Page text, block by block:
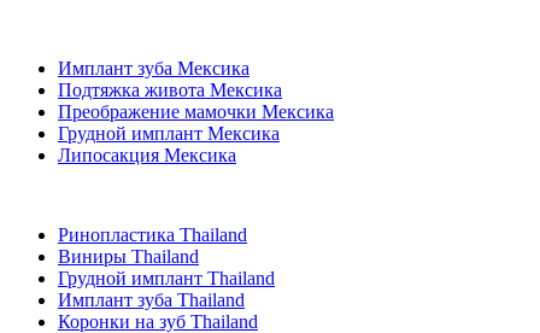
Имплант зуба Мексика
Подтяжка живота Мексика
Преображение мамочки Мексика
Грудной имплант Мексика
Липосакция Мексика
Ринопластика Thailand
Виниры Thailand
Грудной имплант Thailand
Имплант зуба Thailand
Коронки на зуб Thailand